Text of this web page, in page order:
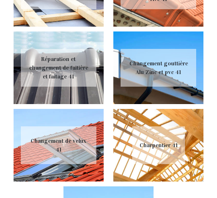
Réparation et
changement de faitière
et faitage 41
Changement gouttière
Alu Zinc et pvc 41
Changement de velux
41
Charpentier 41